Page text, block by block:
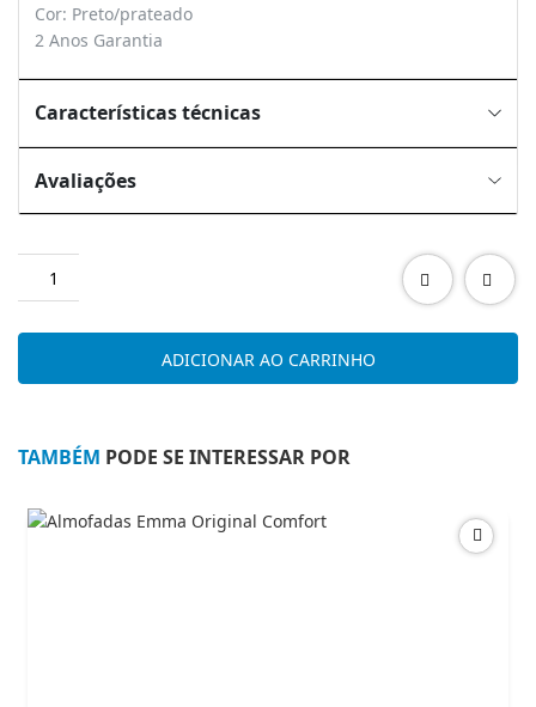
Cor: Preto/prateado
2 Anos Garantia
Características técnicas
Avaliações
ALISADOR
ADICIONAR AO CARRINHO
TAMBÉM PODE SE INTERESSAR POR